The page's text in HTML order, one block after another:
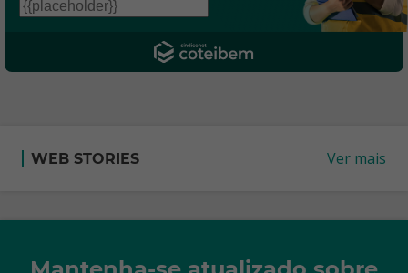
WEB STORIES Ver mais